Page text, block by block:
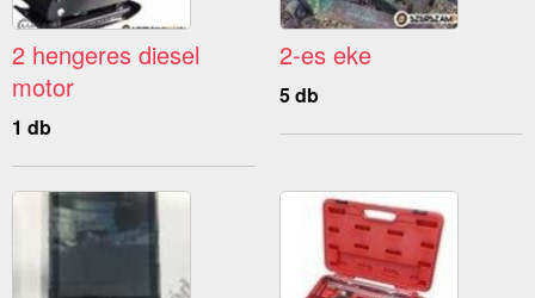
2 hengeres diesel
motor
1 db
2-es eke
5 db